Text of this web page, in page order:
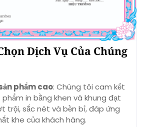
Dịch Vụ Của Chúng
phẩm cao: Chúng tôi cam kết
in bằng khen và khung đạt
trội, sắc nét và bền bỉ, đáp ứng
khe của khách hàng.